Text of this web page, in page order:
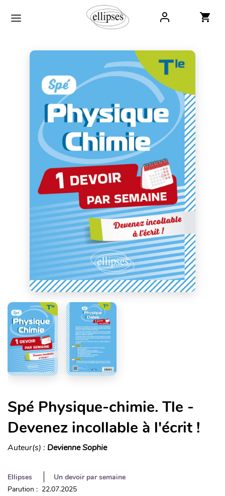
Spé Physique-chimie. Tle -
Devenez incollable à l'écrit !
Auteur(s) : Devienne Sophie
Ellipses
Un devoir par semaine
Parution : 22.07.2025